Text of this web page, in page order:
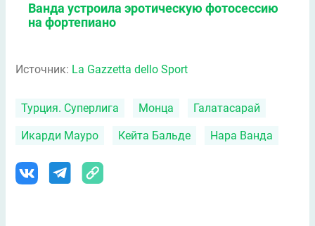
Ванда устроила эротическую фотосессию
на фортепиано
Источник: La Gazzetta dello Sport
Турция. Суперлига Монца Галатасарай
Икарди Мауро Кейта Бальде Нара Ванда